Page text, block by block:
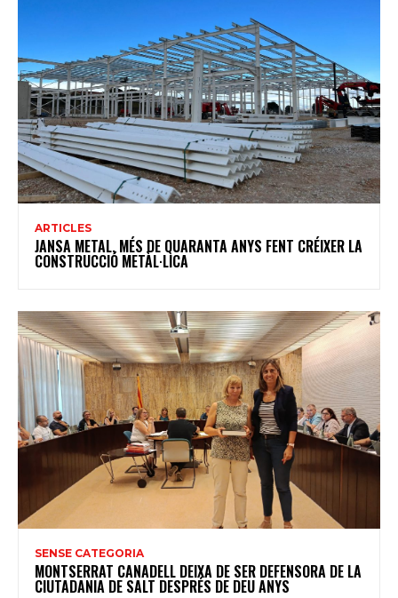
ARTICLES
JANSA METAL, MÉS DE QUARANTA ANYS FENT CRÉIXER LA
CONSTRUCCIÓ METÀL·LICA
SENSE CATEGORIA
MONTSERRAT CANADELL DEIXA DE SER DEFENSORA DE LA
CIUTADANIA DE SALT DESPRÉS DE DEU ANYS